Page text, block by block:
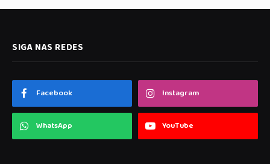
SIGA NAS REDES
Facebook Instagram
WhatsApp YouTube